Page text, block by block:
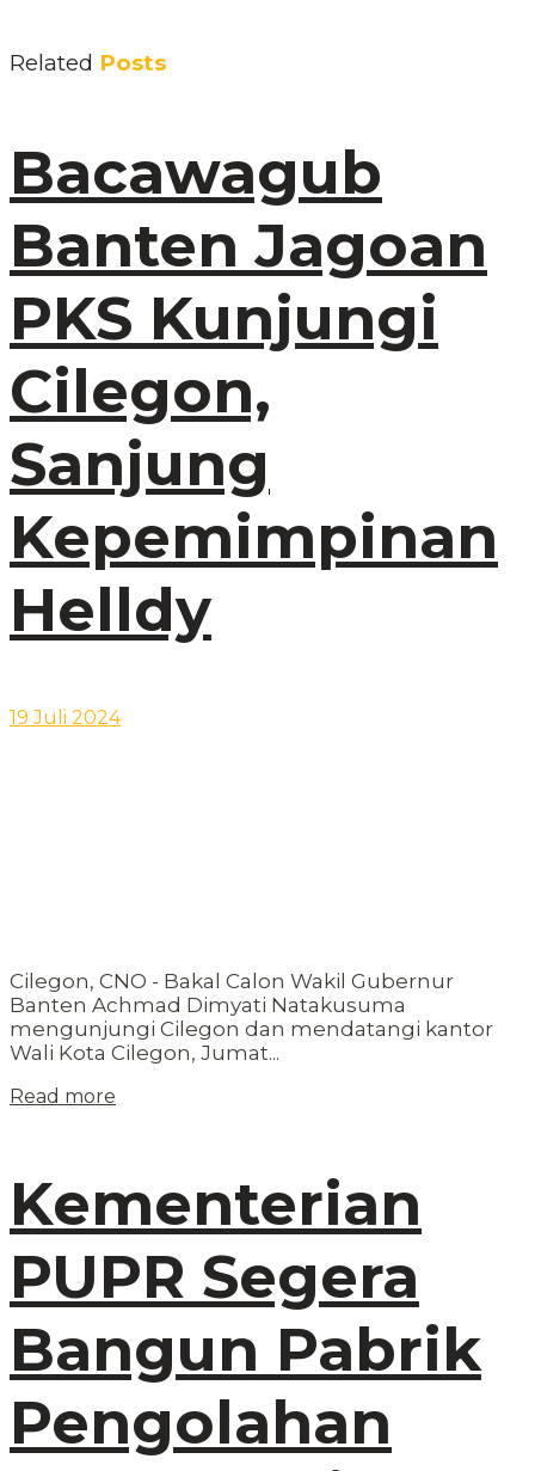
Related Posts
Bacawagub
Banten Jagoan
PKS Kunjungi
Cilegon,
Sanjung
Kepemimpinan
Helldy
19 Juli 2024
Cilegon, CNO - Bakal Calon Wakil Gubernur
Banten Achmad Dimyati Natakusuma
mengunjungi Cilegon dan mendatangi kantor
Wali Kota Cilegon, Jumat...
Read more
Kementerian
PUPR Segera
Bangun Pabrik
Pengolahan